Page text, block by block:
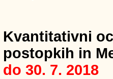
Kvantitativni
postopkih in
do 30. 7. 2018